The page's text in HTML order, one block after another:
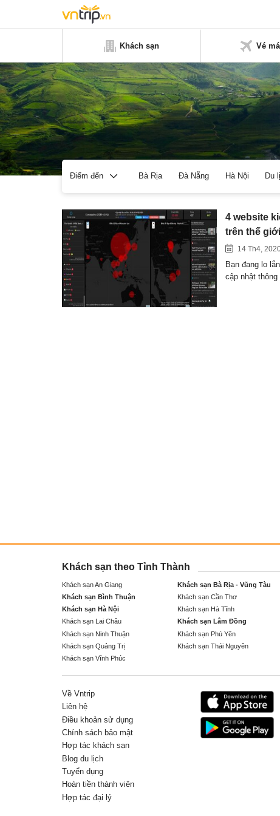
Khách sạn Vé
Điểm đến Bà Rịa Đà Nẵng Hà Nội Du
4 website
trên thế giới
14 Th4,
Bạn đang lo
cập nhật
Khách sạn theo Tỉnh Thành
Khách sạn An Giang Khách sạn Bà Rịa - Vũng Tàu
Khách sạn Bình Thuận
Khách sạn Cần Thơ
Khách sạn Hà Nội
Khách sạn Hà Tĩnh
Khách sạn Lai Châu
Khách sạn Lâm Đồng
Khách sạn Ninh Thuận
Khách sạn Phú Yên
Khách sạn Quảng Trị
Khách sạn Thái Nguyên
Khách sạn Vĩnh Phúc
Về Vntrip
Liên hệ
Điều khoản sử dụng
Chính sách bảo mật
Hợp tác khách sạn
Blog du lịch
Tuyển dụng
Hoàn tiền thành viên
Hợp tác đại lý